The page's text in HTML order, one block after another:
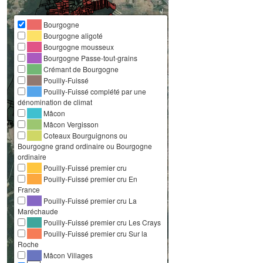
Bourgogne
Bourgogne aligoté
Bourgogne mousseux
Bourgogne Passe-tout-grains
Crémant de Bourgogne
Pouilly-Fuissé
Pouilly-Fuissé complété par une
dénomination de climat
Mâcon
Mâcon Vergisson
Coteaux Bourguignons ou
Bourgogne grand ordinaire ou Bourgogne
ordinaire
Pouilly-Fuissé premier cru
Pouilly-Fuissé premier cru En
France
Pouilly-Fuissé premier cru La
Maréchaude
Pouilly-Fuissé premier cru Les Crays
Pouilly-Fuissé premier cru Sur la
Roche
Mâcon Villages